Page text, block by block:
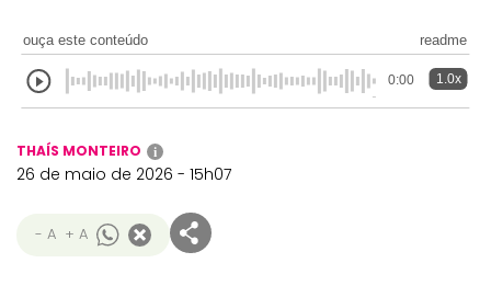
ouça este conteúdo readme
0:00 1.0x
THAÍS MONTEIRO i
26 de maio de 2026 - 15h07
- A + A